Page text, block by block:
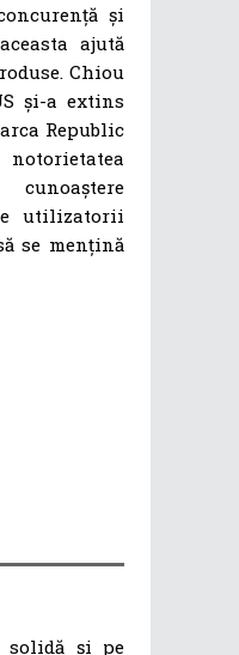
și
ajută
Chiou
și-a extins
Republic
utilizatorii
se mențină
solidă și pe